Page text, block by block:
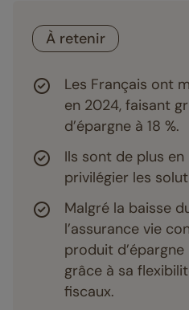
À retenir
Les Français ont
en 2024, faisant
d’épargne à 18 %.
Ils sont de plus
privilégier les
Malgré la baisse
l’assurance vie
produit
grâce à sa
fiscaux.